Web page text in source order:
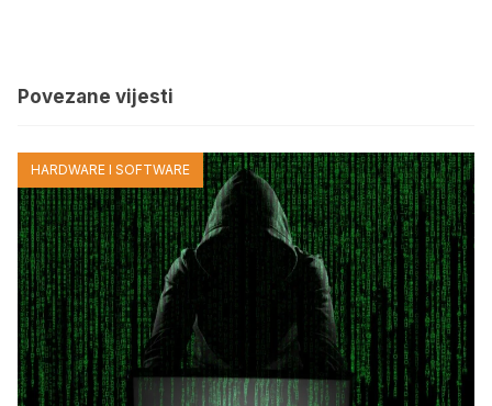
Povezane vijesti
HARDWARE I SOFTWARE